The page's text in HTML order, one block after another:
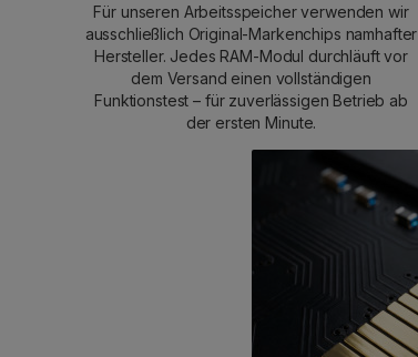
Für unseren Arbeitsspeicher verwenden wir
ausschließlich Original-Markenchips namhafter
Hersteller. Jedes RAM-Modul durchläuft vor
dem Versand einen vollständigen
Funktionstest – für zuverlässigen Betrieb ab
der ersten Minute.